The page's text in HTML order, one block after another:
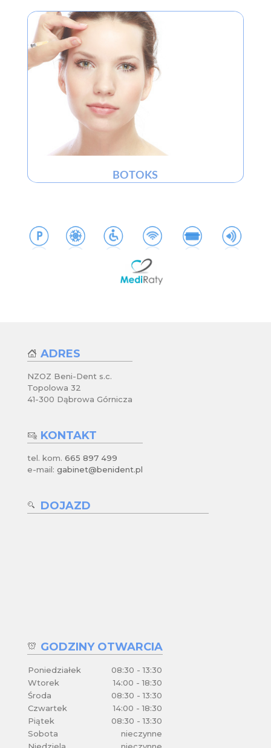
BOTOKS
ADRES
NZOZ Beni-Dent s.c.
Topolowa 32
41-300 Dąbrowa Górnicza
KONTAKT
tel. kom. 665 897 499
e-mail: gabinet@benident.pl
DOJAZD
GODZINY OTWARCIA
Poniedziałek
08:30 - 13:30
Wtorek
14:00 - 18:30
Środa
08:30 - 13:30
Czwartek
14:00 - 18:30
Piątek
08:30 - 13:30
Sobota
nieczynne